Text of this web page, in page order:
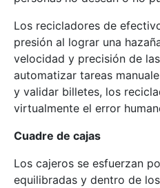
Los recicladores de
presión al lograr una
velocidad y precisión de
automatizar tareas
y validar billetes, los
virtualmente el error
Cuadre de cajas
Los cajeros se esfuerzan
equilibradas y dentro de